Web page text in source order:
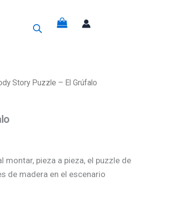
Story Puzzle – El Grúfalo
pieza a pieza, el puzzle de
de madera en el escenario